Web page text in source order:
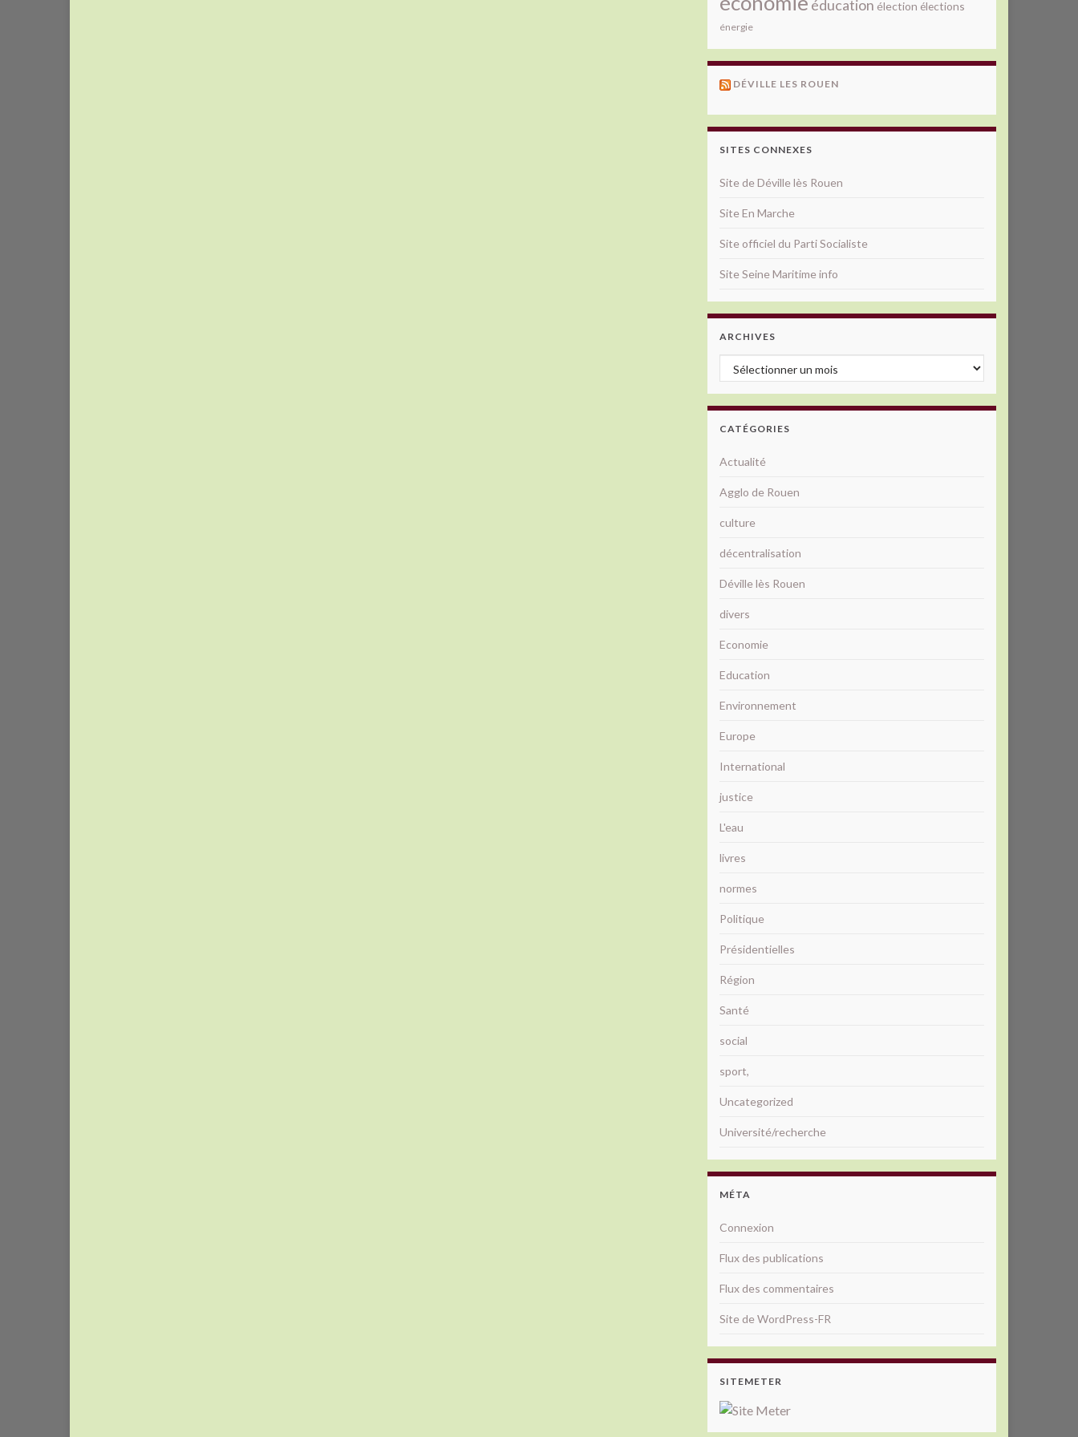
éducation élection élections
énergie
DÉVILLE LES ROUEN
SITES CONNEXES
Site de Déville lès Rouen
Site En Marche
Site officiel du Parti Socialiste
Site Seine Maritime info
ARCHIVES
Archives
CATÉGORIES
Actualité
Agglo de Rouen
culture
décentralisation
Déville lès Rouen
divers
Economie
Education
Environnement
Europe
International
justice
L'eau
livres
normes
Politique
Présidentielles
Région
Santé
social
sport,
Uncategorized
Université/recherche
MÉTA
Connexion
Flux des publications
Flux des commentaires
Site de WordPress-FR
SITEMETER